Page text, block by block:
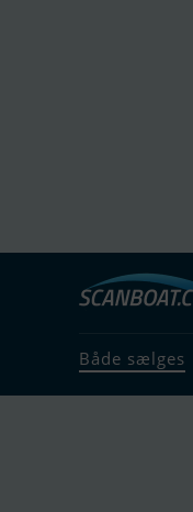
Både sælges